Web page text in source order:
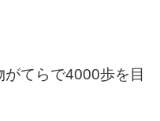
てらで4000歩を目